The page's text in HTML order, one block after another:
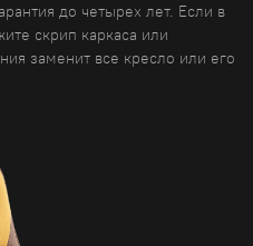
до четырех лет. Если в
скрип каркаса или
заменит все кресло или его